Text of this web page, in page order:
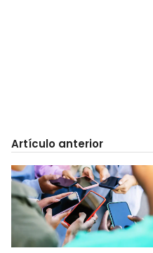
Artículo anterior